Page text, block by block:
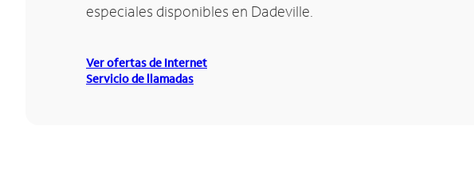
especiales disponibles en Dadeville.
Ver ofertas de Internet
Servicio de llamadas